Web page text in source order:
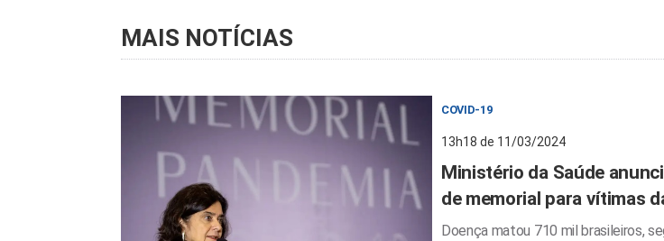
MAIS NOTÍCIAS
COVID-19
13h18 de 11/03/2024
Ministério da Saúde
de memorial para vítimas
Doença matou 710 mil brasileiros,